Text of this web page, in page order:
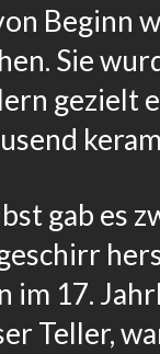
Beginn
Sie
gezielt
gab es
im 17.
Teller,